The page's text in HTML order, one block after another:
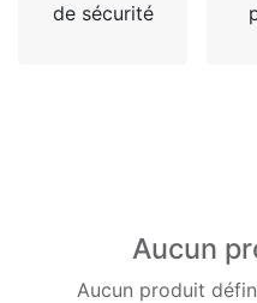
de sécurité
Aucun
Aucun produit